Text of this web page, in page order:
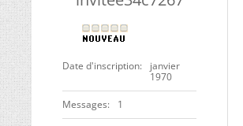
Date d'inscription
janvier
1970
Messages 1